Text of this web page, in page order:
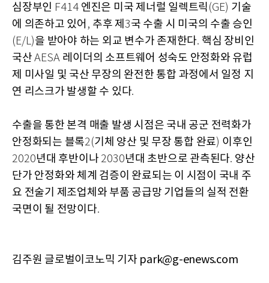
심장부인 F414 엔진은 미국 제너럴 일렉트릭 (GE) 기술
에 의존하고 있어 , 추후 제 3국 수출 시 미국의 수출 승인
(E/L)을 받아야 하는 외교 변수가 존재한다. 핵심 장비인
국산AESA 레이더의 소프트웨어 성숙도 안정화와 유럽
제 미사일 및 국산 무장의 완전한 통합 과정에서 일정 지
연 리스크가 발생할 수 있다.
수출을 통한 본격 매출 발생 시점은 국내 공군 전력화가
안정화되는 블록2(기체 양산 및 무장 통합 완료) 이후인
2020년대 후반이나 2030년대 초반으로 관측된다. 양산
단가 안정화와 체계 검증이 완료되는 이 시점이 국내 주
요 전술기 제조업체와 부품 공급망 기업들의 실적 전환
국면이 될 전망이다.
김주원 글로벌이코노믹 기자 park@g-enews.com